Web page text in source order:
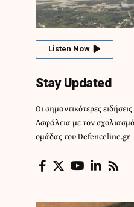
Listen Now
Stay Updated
Οι σημαντικότερες
Ασφάλεια με τον
ομάδας του Defenceline.gr